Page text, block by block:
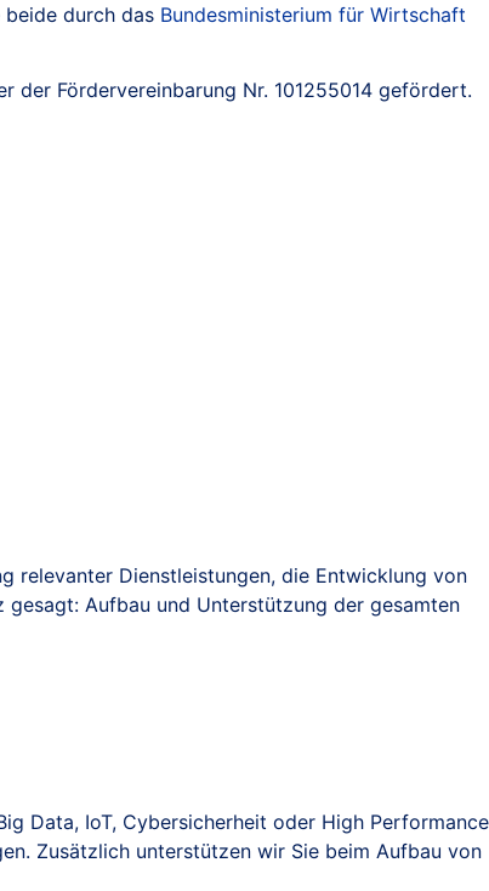
durch das Bundesministerium für Wirtschaft
der Fördervereinbarung Nr. 101255014 gefördert.
relevanter Dienstleistungen, die Entwicklung von
Aufbau und Unterstützung der gesamten
Data, IoT, Cybersicherheit oder High Performance
Zusätzlich unterstützen wir Sie beim Aufbau von